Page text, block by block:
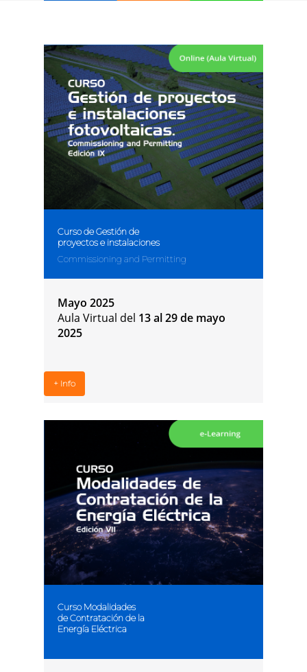
Curso de Gestión de
proyectos e instalaciones
Commissioning and Permitting
Mayo 2025
Aula Virtual del 13 al 29 de mayo
2025
+ Info
Curso Modalidades
de Contratación de la
Energía Eléctrica